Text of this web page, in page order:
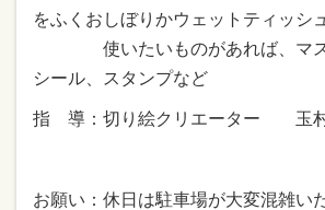
をふくおしぼりかウェットティッシュ
使いたいものがあれば、マス
シール、スタンプなど
指 導：切り絵クリエーター 玉村
お願い：休日は駐車場が大変混雑い